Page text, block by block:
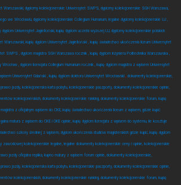
Warszawski, dyplomy kolekcjonerskie Uniwersytet SWPS, dyplomy kolekcjonerskie SGH Warszawa,
we Wrocławiu, dyplomy kolekcjonerskie Collegium Humanum, legalne dyplomy kolekcjonerskie UJ ,
Uniwersytet Jagielloński, kupię dyplom uczelni wyższej UJ, dyplomy kolekcjonerskie polskich
Warszawski, kupię dyplom Uniwersytet Jagielloński , kupię świadectwo ukończenia liceum Uniwersytet
SWPS , dyplom magistra SGH Warszawa rocznik , kupię dyplom inżyniera Politechnika Warszawska ,
, dyplom licencjata Collegium Humanum rocznik , kupię dyplom magistra z wpisem Uniwersytet
Uniwersytet Gdański , kupię dyplom doktora Uniwersytet Wrocławski , dokumenty kolekcjonerskie,
jazdy, kolekcjonerska karta pobytu, kolekcjonerskie paszporty, dokumenty kolekcjonerskie opinie,
kolekcjonerskich, dokumenty kolekcjonerskie ranking, dokumenty kolekcjonerskie forum, kupię
z oficjalnym wpisem do CKE, kupię świadectwo ukończenia liceum z wpisem, gdzie kupić
matura z wpisem do CKE i OKE opinie, kupię dyplom licencjata z wpisem do systemu, ile kosztuje
szkoły średniej z wpisem, dyplom ukończenia studiów magisterskich gdzie kupić, kupię dyplom
zawodowej kolekcjonerskie legalne, legalne dokumenty kolekcjonerskie ceny i opinie, kolekcjonerskie
jazdy oficjalna replika, kupno matury z wpisem forum opinie, dokumenty kolekcjonerskie,
jazdy, kolekcjonerska karta pobytu, kolekcjonerskie paszporty, dokumenty kolekcjonerskie opinie,
kolekcjonerskich, dokumenty kolekcjonerskie ranking, dokumenty kolekcjonerskie forum, kupię